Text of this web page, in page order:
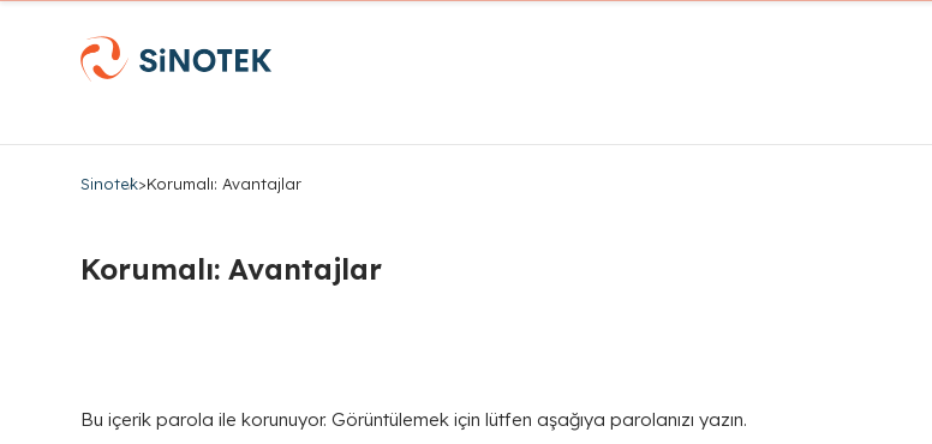
Sinotek>Korumalı: Avantajlar
Korumalı: Avantajlar
Bu içerik parola ile korunuyor. Görüntülemek için lütfen aşağıya parolanızı yazın.